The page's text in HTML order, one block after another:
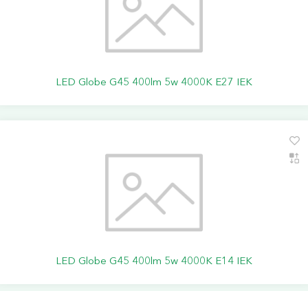
LED Globe G45 400lm 5w 4000K E27 IEK
LED Globe G45 400lm 5w 4000K E14 IEK